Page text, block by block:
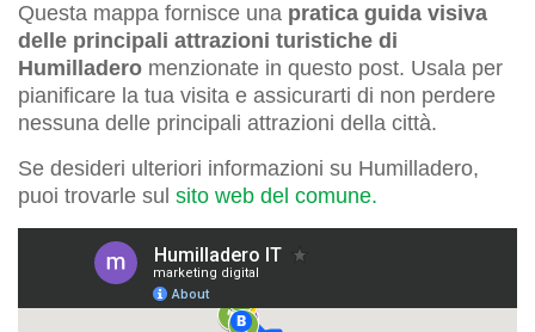
Questa mappa fornisce una pratica guida visiva
delle principali attrazioni turistiche di
Humilladero menzionate in questo post. Usala per
pianificare la tua visita e assicurarti di non perdere
nessuna delle principali attrazioni della città.
Se desideri ulteriori informazioni su Humilladero,
puoi trovarle sul sito web del comune.